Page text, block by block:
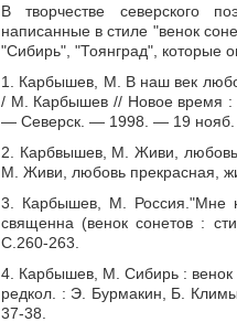
В творчестве северского
написанные в стиле "венок
"Сибирь", "Тоянград", которые
1. Карбышев, М.
В наш век
/ М. Карбышев // Новое время :
— Северск. — 1998. — 19
2. Карбвышев, М. Живи,
М. Живи, любовь прекрасная,
3. Карбышев, М.
Россия."Мне
священна (венок сонетов :
С.260-263.
4. Карбышев, М. Сибирь :
редкол. : Э. Бурмакин, Б.
37-38.